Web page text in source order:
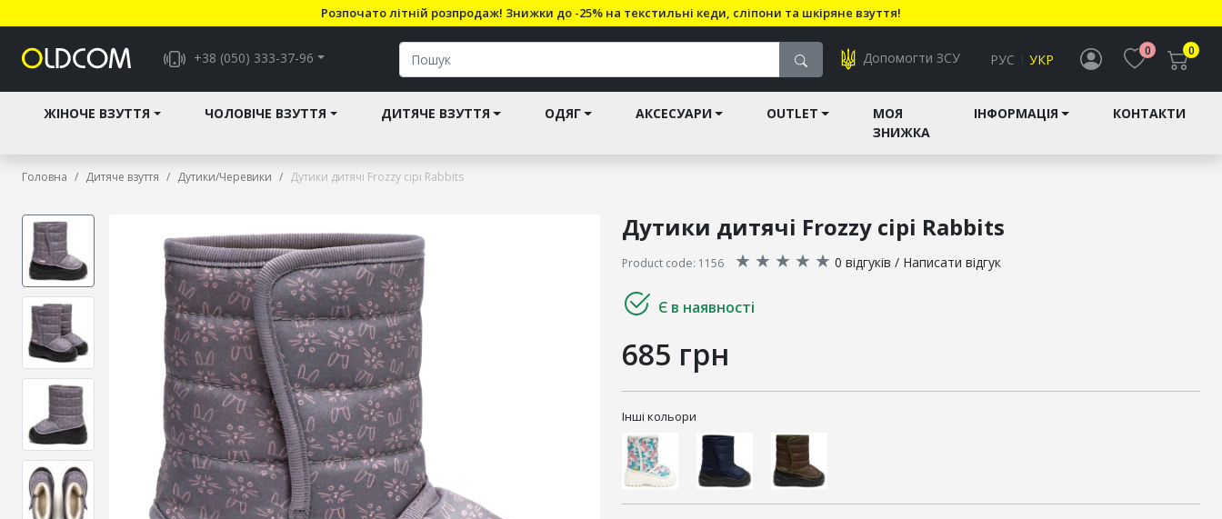
Розпочато літній розпродаж! Знижки до -25% на текстильні кеди, сліпони та шкіряне взуття!
+38 (050) 333-37-96 Допомогти ЗСУ РУС УКР
0 0
ЖІНОЧЕ ВЗУТТЯ ЧОЛОВІЧЕ ВЗУТТЯ ДИТЯЧЕ ВЗУТТЯ ОДЯГ АКСЕСУАРИ OUTLET
МОЯ
ЗНИЖКА
ІНФОРМАЦІЯ КОНТАКТИ
Головна Дитяче взуття Дутики/Черевики Дутики дитячі Frozzy сірі Rabbits
Дутики дитячі Frozzy сірі Rabbits
Product code: 1156 ★ ★ ★ ★ ★ 0 відгуків / Написати відгук
Є в наявності
685 грн
Інші кольори